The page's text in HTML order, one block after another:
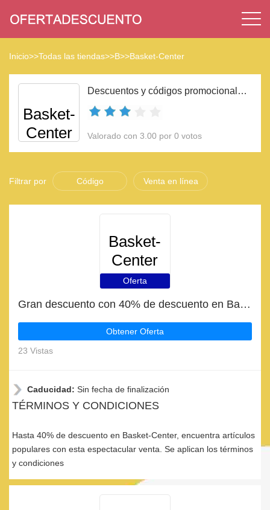
Inicio>>Todas las tiendas>>B>>Basket-Center
Basket-
Center
Descuentos y códigos promocionales Basket-Center 2023
Valorado con 3.00 por 0 votos
Filtrar por Código Venta en línea
Basket-
Center
Oferta
Gran descuento con 40% de descuento en Basket-Center
Obtener Oferta
23 Vistas
Caducidad: Sin fecha de finalización
TÉRMINOS Y CONDICIONES
Hasta 40% de descuento en Basket-Center, encuentra artículos
populares con esta espectacular venta. Se aplican los términos
y condiciones